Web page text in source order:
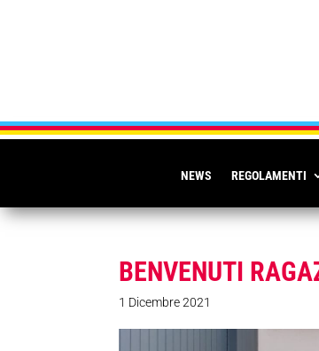
NEWS REGOLAMENTI
BENVENUTI
1 Dicembre 2021